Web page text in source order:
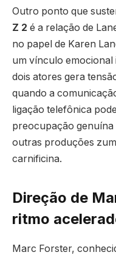
Outro ponto que
Z 2 é a relação de
no papel de Karen
um vínculo emocional
dois atores gera
quando a
ligação telefônica
preocupação genuína
outras produções
carnificina.
Direção de
ritmo
Marc Forster,